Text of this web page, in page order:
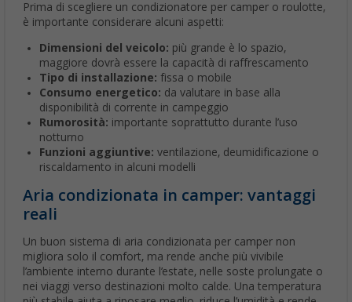
Prima di scegliere un condizionatore per camper o roulotte,
è importante considerare alcuni aspetti:
Dimensioni del veicolo: più grande è lo spazio,
maggiore dovrà essere la capacità di raffrescamento
Tipo di installazione: fissa o mobile
Consumo energetico: da valutare in base alla
disponibilità di corrente in campeggio
Rumorosità: importante soprattutto durante l’uso
notturno
Funzioni aggiuntive: ventilazione, deumidificazione o
riscaldamento in alcuni modelli
Aria condizionata in camper: vantaggi
reali
Un buon sistema di aria condizionata per camper non
migliora solo il comfort, ma rende anche più vivibile
l’ambiente interno durante l’estate, nelle soste prolungate o
nei viaggi verso destinazioni molto calde. Una temperatura